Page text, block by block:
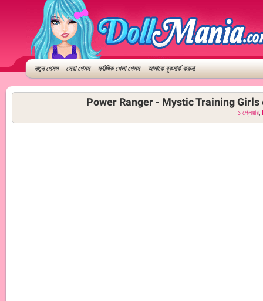
নতুন গেমস সেরা গেমস সর্বাধিক খেলা গেমস আমাকে বুকমার্ক করুন!
Power Ranger - Mystic Training Girls
১ প্লেয়ার,